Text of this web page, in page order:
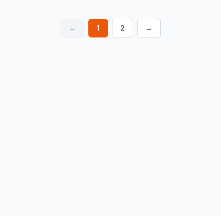
← 1 2 →